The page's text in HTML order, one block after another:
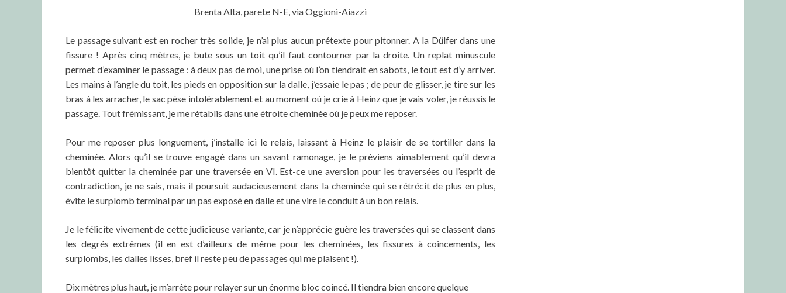
Brenta Alta, parete N-E, via Oggioni-Aiazzi
Le passage suivant est en rocher très solide, je n’ai plus aucun prétexte pour pitonner. A la Dülfer dans une
fissure ! Après cinq mètres, je bute sous un toit qu’il faut contourner par la droite. Un replat minuscule
permet d’examiner le passage : à deux pas de moi, une prise où l’on tiendrait en sabots, le tout est d’y arriver.
Les mains à l’angle du toit, les pieds en opposition sur la dalle, j’essaie le pas ; de peur de glisser, je tire sur les
bras à les arracher, le sac pèse intolérablement et au moment où je crie à Heinz que je vais voler, je réussis le
passage. Tout frémissant, je me rétablis dans une étroite cheminée où je peux me reposer.
Pour me reposer plus longuement, j’installe ici le relais, laissant à Heinz le plaisir de se tortiller dans la
cheminée. Alors qu’il se trouve engagé dans un savant ramonage, je le préviens aimablement qu’il devra
bientôt quitter la cheminée par une traversée en VI. Est-ce une aversion pour les traversées ou l’esprit de
contradiction, je ne sais, mais il poursuit audacieusement dans la cheminée qui se rétrécit de plus en plus,
évite le surplomb terminal par un pas exposé en dalle et une vire le conduit à un bon relais.
Je le félicite vivement de cette judicieuse variante, car je n’apprécie guère les traversées qui se classent dans
les degrés extrêmes (il en est d’ailleurs de même pour les cheminées, les fissures à coincements, les
surplombs, les dalles lisses, bref il reste peu de passages qui me plaisent !).
Dix mètres plus haut, je m’arrête pour relayer sur un énorme bloc coincé. Il tiendra bien encore quelque